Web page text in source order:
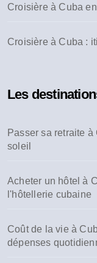
Croisière à Cuba
Croisière à Cuba :
Les
Passer sa retraite
soleil
Acheter un hôtel à
l'hôtellerie cubaine
Coût de la vie à
dépenses